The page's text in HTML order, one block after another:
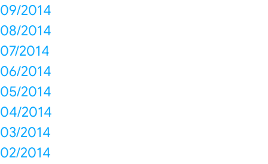
09/2014
08/2014
07/2014
06/2014
05/2014
04/2014
03/2014
02/2014